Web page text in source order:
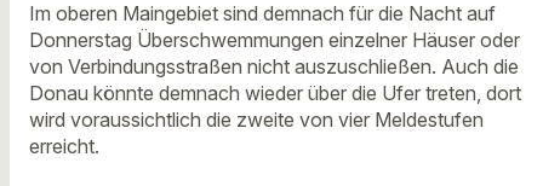
Im oberen Maingebiet sind demnach für die Nacht auf
Donnerstag Überschwemmungen einzelner Häuser oder
von Verbindungsstraßen nicht auszuschließen. Auch die
Donau könnte demnach wieder über die Ufer treten, dort
wird voraussichtlich die zweite von vier Meldestufen
erreicht.